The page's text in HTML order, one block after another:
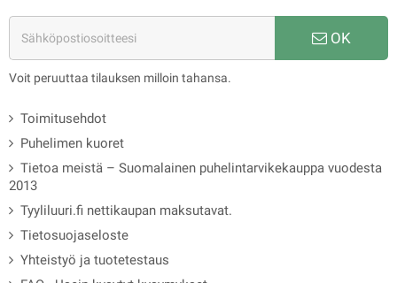
OK
Voit peruuttaa tilauksen milloin tahansa.
Toimitusehdot
Puhelimen kuoret
Tietoa meistä – Suomalainen puhelintarvikekauppa vuodesta
2013
Tyyliluuri.fi nettikaupan maksutavat.
Tietosuojaseloste
Yhteistyö ja tuotetestaus